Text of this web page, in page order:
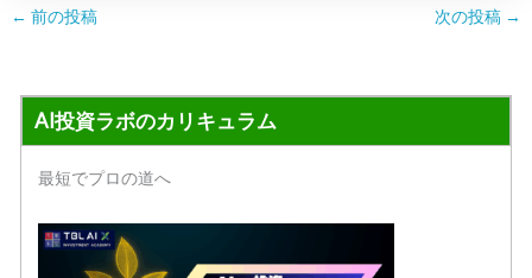
← 前の投稿 次の投稿 →
AI投資ラボのカリキュラム
最短でプロの道へ